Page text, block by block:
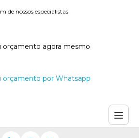
de nossos especialistas!
orçamento agora mesmo
orçamento por Whatsapp